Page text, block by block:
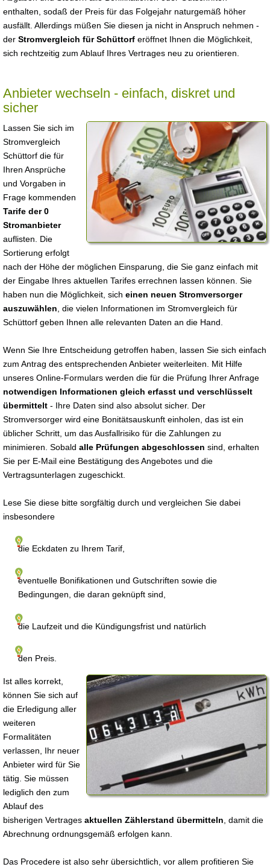
enthalten, sodaß der Preis für das Folgejahr naturgemäß höher
ausfällt. Allerdings müßen Sie diesen ja nicht in Anspruch nehmen -
der Stromvergleich für Schüttorf eröffnet Ihnen die Möglichkeit,
sich rechtzeitig zum Ablauf Ihres Vertrages neu zu orientieren.
Anbieter wechseln - einfach, diskret und
sicher
Lassen Sie sich im
Stromvergleich
Schüttorf die für
Ihren Ansprüche
und Vorgaben in
Frage kommenden
Tarife der 0
Stromanbieter
auflisten. Die
Sortierung erfolgt
nach der Höhe der möglichen Einsparung, die Sie ganz einfach mit
der Eingabe Ihres aktuellen Tarifes errechnen lassen können. Sie
haben nun die Möglichkeit, sich einen neuen Stromversorger
auszuwählen , die vielen Informationen im Stromvergleich für
Schüttorf geben Ihnen alle relevanten Daten an die Hand.
Wenn Sie Ihre Entscheidung getroffen haben, lassen Sie sich einfach
zum Antrag des entsprechenden Anbieter weiterleiten. Mit Hilfe
unseres Online-Formulars werden die für die Prüfung Ihrer Anfrage
notwendigen Informationen gleich erfasst und verschlüsselt
übermittelt - Ihre Daten sind also absolut sicher. Der
Stromversorger wird eine Bonitätsauskunft einholen, das ist ein
üblicher Schritt, um das Ausfallrisiko für die Zahlungen zu
minimieren. Sobald alle Prüfungen abgeschlossen sind, erhalten
Sie per E-Mail eine Bestätigung des Angebotes und die
Vertragsunterlagen zugeschickt.
Lese Sie diese bitte sorgfältig durch und vergleichen Sie dabei
insbesondere
die Eckdaten zu Ihrem Tarif,
eventuelle Bonifikationen und Gutschriften sowie die
Bedingungen, die daran geknüpft sind,
die Laufzeit und die Kündigungsfrist und natürlich
den Preis.
Ist alles korrekt,
können Sie sich auf
die Erledigung aller
weiteren
Formalitäten
verlassen, Ihr neuer
Anbieter wird für Sie
tätig. Sie müssen
lediglich den zum
Ablauf des
bisherigen Vertrages aktuellen Zählerstand übermitteln , damit die
Abrechnung ordnungsgemäß erfolgen kann.
Das Procedere ist also sehr übersichtlich, vor allem profitieren Sie